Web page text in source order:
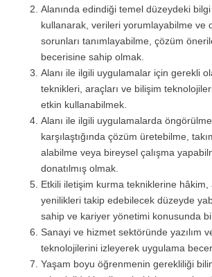
Alanında edindiği temel düzeydeki
kullanarak, verileri yorumlayabilme ve
sorunları tanımlayabilme, çözüm
becerisine sahip olmak.
Alanı ile ilgili uygulamalar için gerekli
teknikleri, araçları ve bilişim
etkin kullanabilmek.
Alanı ile ilgili uygulamalarda
karşılaştığında çözüm üretebilme,
alabilme veya bireysel çalışma
donatılmış olmak.
Etkili iletişim kurma tekniklerine hâkim,
yenilikleri takip edebilecek düzeyde
sahip ve kariyer yönetimi konusunda
Sanayi ve hizmet sektöründe yazılım
teknolojilerini izleyerek uygulama
Yaşam boyu öğrenmenin gerekliliği